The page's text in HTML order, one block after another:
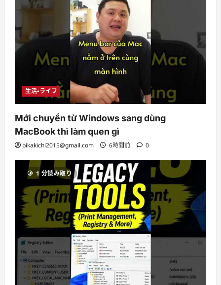
生活・ライフ
Mới chuyển từ Windows sang dùng
MacBook thì làm quen gì
pikakichi2015@gmail.com 6時間前 0
1 分読み取り